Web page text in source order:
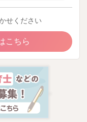
せください
こちら